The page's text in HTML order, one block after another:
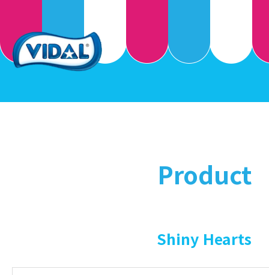
Product
Shiny Hearts